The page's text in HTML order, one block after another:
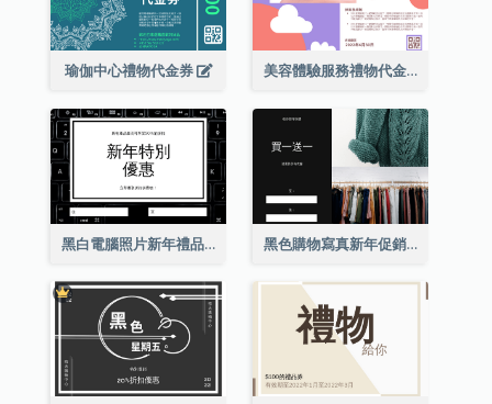
瑜伽中心禮物代金券 美容體驗服務禮物代金券
黑白電腦照片新年禮品卡 黑色購物寫真新年促銷禮品卡